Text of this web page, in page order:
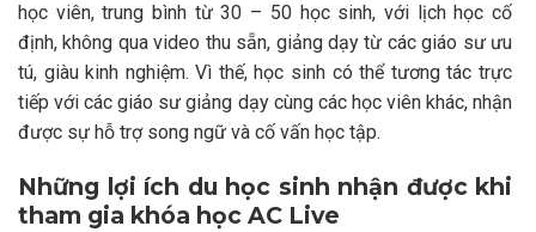
học viên, trung bình từ 30 – 50 học sinh, với lịch học cố
định, không qua video thu sẵn, giảng dạy từ các giáo sư ưu
tú, giàu kinh nghiệm. Vì thế, học sinh có thể tương tác trực
tiếp với các giáo sư giảng dạy cùng các học viên khác, nhận
được sự hỗ trợ song ngữ và cố vấn học tập.
Những lợi ích du học sinh nhận được khi
tham gia khóa học AC Live